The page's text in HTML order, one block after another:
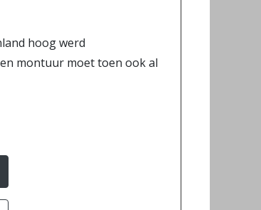
hoog werd
montuur moet toen ook al